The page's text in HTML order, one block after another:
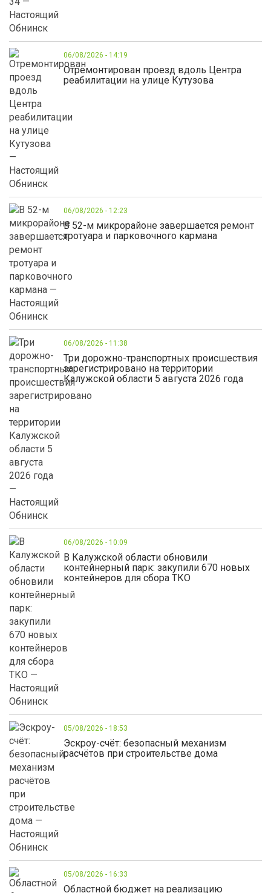
06/08/2026 - 14:19
Отремонтирован проезд вдоль Центра
реабилитации на улице Кутузова
06/08/2026 - 12:23
В 52-м микрорайоне завершается ремонт
тротуара и парковочного кармана
06/08/2026 - 11:38
Три дорожно-транспортных происшествия
зарегистрировано на территории
Калужской области 5 августа 2026 года
06/08/2026 - 10:09
В Калужской области обновили
контейнерный парк: закупили 670 новых
контейнеров для сбора ТКО
05/08/2026 - 18:53
Эскроу-счёт: безопасный механизм
расчётов при строительстве дома
05/08/2026 - 16:33
Областной бюджет на реализацию